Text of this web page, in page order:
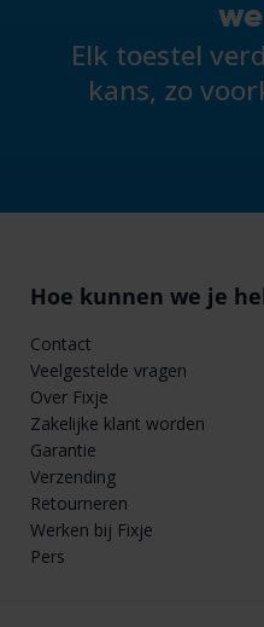
Elk toestel
kans, zo
Hoe kunnen we je
Contact
Veelgestelde vragen
Over Fixje
Zakelijke klant worden
Garantie
Verzending
Retourneren
Werken bij Fixje
Pers